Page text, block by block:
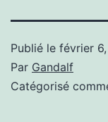
Publié le février
Par Gandalf
Catégorisé